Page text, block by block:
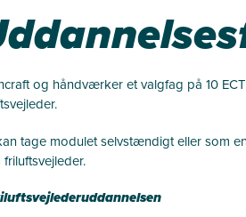
og håndværker et valgfag på 10
tage modulet selvstændigt eller som